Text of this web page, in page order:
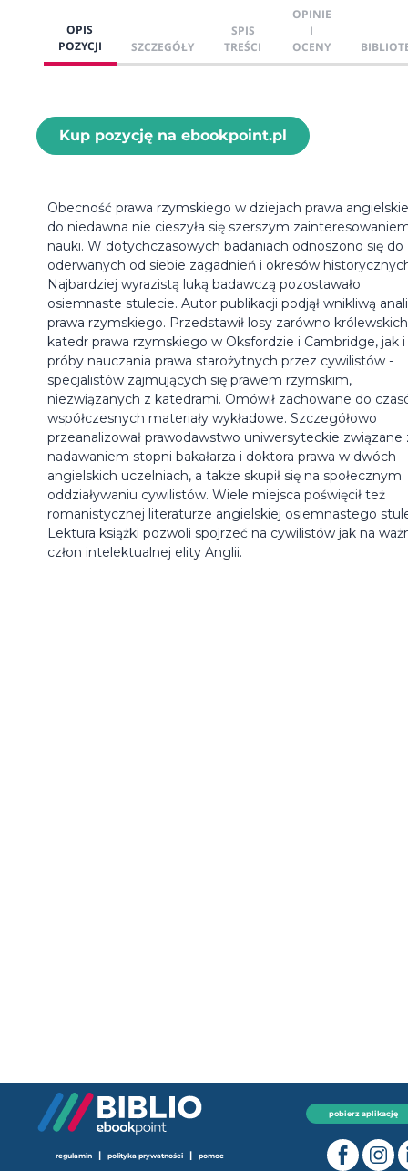
OPIS
POZYCJI
SZCZEGÓŁY
SPIS
TREŚCI
OPINIE
I
OCENY
Kup pozycję na ebookpoint.pl
Obecność prawa rzymskiego w dziejach prawa
do niedawna nie cieszyła się szerszym
nauki. W dotychczasowych badaniach odnoszono się do
oderwanych od siebie zagadnień i okresów
Najbardziej wyrazistą luką badawczą pozostawało
osiemnaste stulecie. Autor publikacji podjął wnikliwą
prawa rzymskiego. Przedstawił losy zarówno królewskich
katedr prawa rzymskiego w Oksfordzie i Cambridge, jak i
próby nauczania prawa starożytnych przez cywilistów -
specjalistów zajmujących się prawem rzymskim,
niezwiązanych z katedrami. Omówił zachowane do
współczesnych materiały wykładowe. Szczegółowo
przeanalizował prawodawstwo uniwersyteckie związane
nadawaniem stopni bakałarza i doktora prawa w dwóch
angielskich uczelniach, a także skupił się na społecznym
oddziaływaniu cywilistów. Wiele miejsca poświęcił też
romanistycznej literaturze angielskiej osiemnastego
Lektura książki pozwoli spojrzeć na cywilistów jak na
człon intelektualnej elity Anglii.
pobierz aplikację
regulamin | polityka prywatności | pomoc